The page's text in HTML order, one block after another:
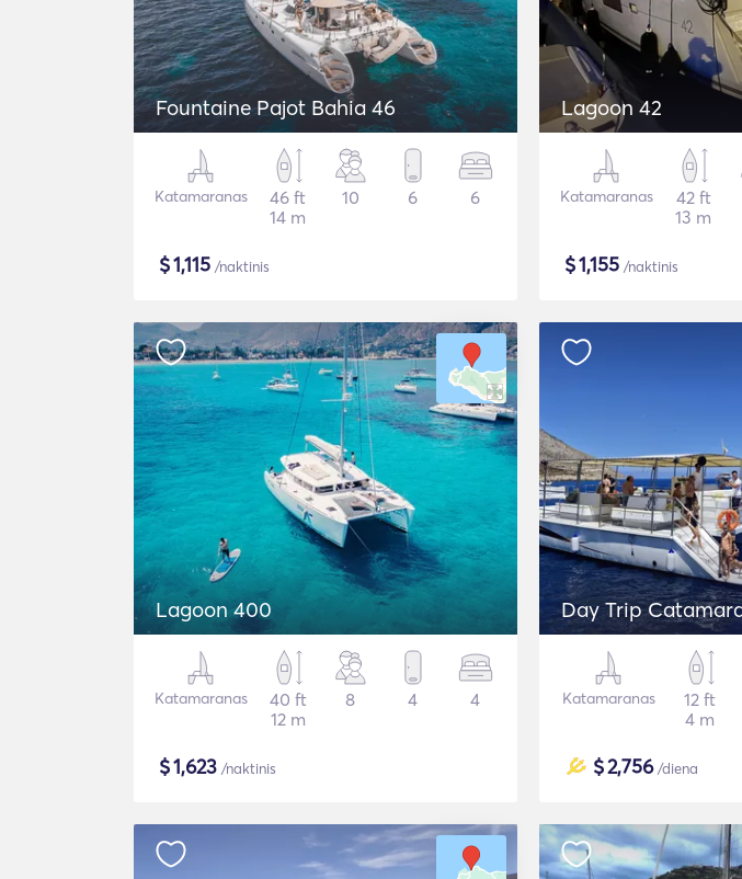
Fountaine Pajot Bahia 46
Katamaranas
46 ft
14 m
10 6 6
$1,115 /naktinis
Lagoon 42
Katamaranas
42 ft
13 m
$1,155 /naktinis
Lagoon 400
Katamaranas
40 ft
12 m
8 4 4
$1,623 /naktinis
Day Trip
Katamaranas
12 ft
4 m
$2,756/diena